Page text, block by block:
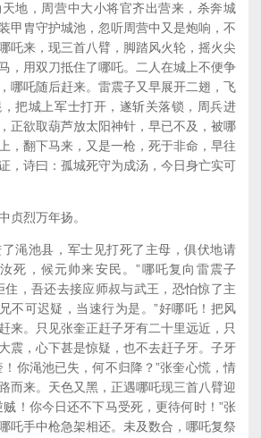
地，周营中大小将官齐出营来，杀奔城
甲胄守护城池，忽听周营中又是炮响，不
吒来，现三首八臂，脚踏风火轮，摇火尖
，用双刀抵住了哪吒。二人在城上不便争
哪吒随后赶来。雷震子又早展开二翅，飞
，把城上军士打开，遂斩关落锁，周兵进
正欲取葫芦放太阳神针，早已不及，被哪
，翻下马来，又是一枪，死于非命，早往
，诗曰：孤城死守为成汤，今日身亡实可
贞烈万年扬。
渑池县，军士见打死了主母，俱伏地请
死，候元帅来安民。”哪吒复向雷震子
住，吾还去接应师叔与武王，恐怕惊了主
不可迟疑，当速行为是。”好哪吒！把风
来。只见张奎正赶子牙有二十里远近，只
震，心下甚是惊疑，也不去赶子牙。子牙
你渑池已失，何不归降？”张奎心慌，情
而来。天色又黑，正遇哪吒现三首八臂迎
！你今日还不下马受死，更待何时！”张
吒手中枪急架相还。未及数合，哪吒复祭